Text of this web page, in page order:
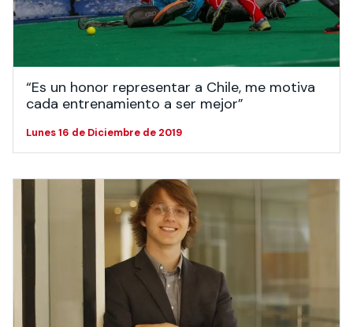
cursos
Especialidades y
Te puede
interesar:
International
students
interesar:
2025
vinculación con la
sociedad
Te puede interesar:Filantropía y Donaciones
intercambio
Servicios y apoyos
Te puede
interesar:
Explora el campus
Uandes
Noticias
estudiantiles
“Es un honor representar a Chile, me motiva
cada entrenamiento a ser mejor”
Lunes 16 de Diciembre de 2019